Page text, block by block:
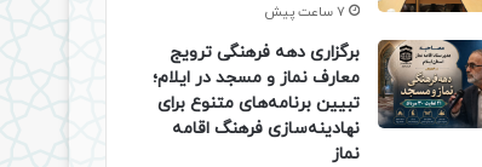
7 ساعت پیش
برگزاری دهه فرهنگی ترویج
معارف نماز و مسجد در ایلام؛
تبیین برنامه‌های متنوع برای
نهادینه‌سازی فرهنگ اقامه
نماز